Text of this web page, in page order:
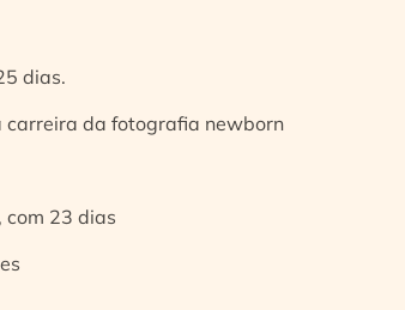
dias.
carreira da fotografia newborn
com 23 dias